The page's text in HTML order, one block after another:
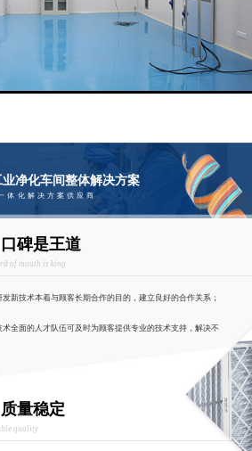
业净化车间整体解决方案
体化解决方案供应商
碑是王道
of mouth is king
新技术本着与顾客长期合作的目的，建立良好的合作关系；
全面的人才队伍可及时为顾客提供专业的技术支持，解决不
量稳定
quality